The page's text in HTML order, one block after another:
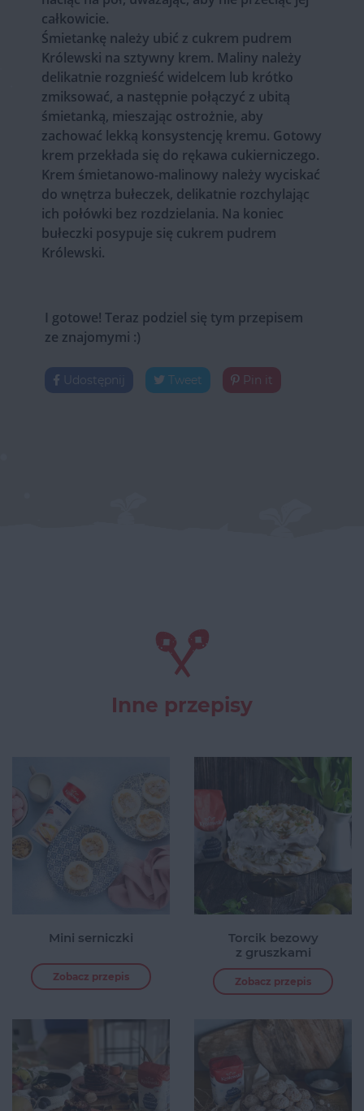
całkowicie.
Śmietankę należy ubić z cukrem pudrem
Królewski na sztywny krem. Maliny należy
delikatnie rozgnieść widelcem lub krótko
zmiksować, a następnie połączyć z ubitą
śmietanką, mieszając ostrożnie, aby
zachować lekką konsystencję kremu. Gotowy
krem przekłada się do rękawa cukierniczego.
Krem śmietanowo-malinowy należy wyciskać
do wnętrza bułeczek, delikatnie rozchylając
ich połówki bez rozdzielania. Na koniec
bułeczki posypuje się cukrem pudrem
Królewski.
I gotowe! Teraz podziel się tym przepisem
ze znajomymi :)
Udostępnij Tweet Pin it
Inne przepisy
Mini serniczki
Zobacz przepis
Torcik bezowy
z gruszkami
Zobacz przepis